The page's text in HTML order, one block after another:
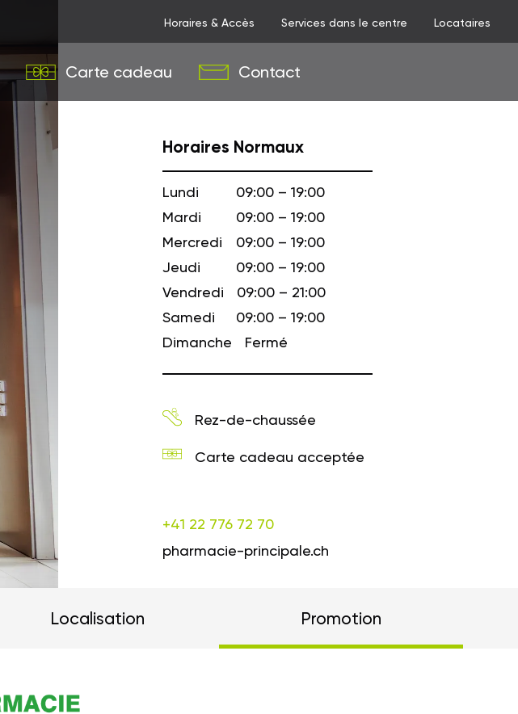
Horaires & Accès Services dans le centre Locataires
Carte cadeau Contact
Horaires Normaux
Lundi
09:00 – 19:00
Mardi
09:00 – 19:00
Mercredi
09:00 – 19:00
Jeudi
09:00 – 19:00
Vendredi
09:00 – 21:00
Samedi
09:00 – 19:00
Dimanche
Fermé
Rez-de-chaussée
Carte cadeau acceptée
+41 22 776 72 70
pharmacie-principale.ch
Localisation Promotion